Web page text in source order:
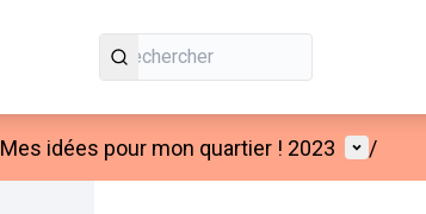
Mes idées pour mon quartier ! 2023 Menu
/
Passer la carte